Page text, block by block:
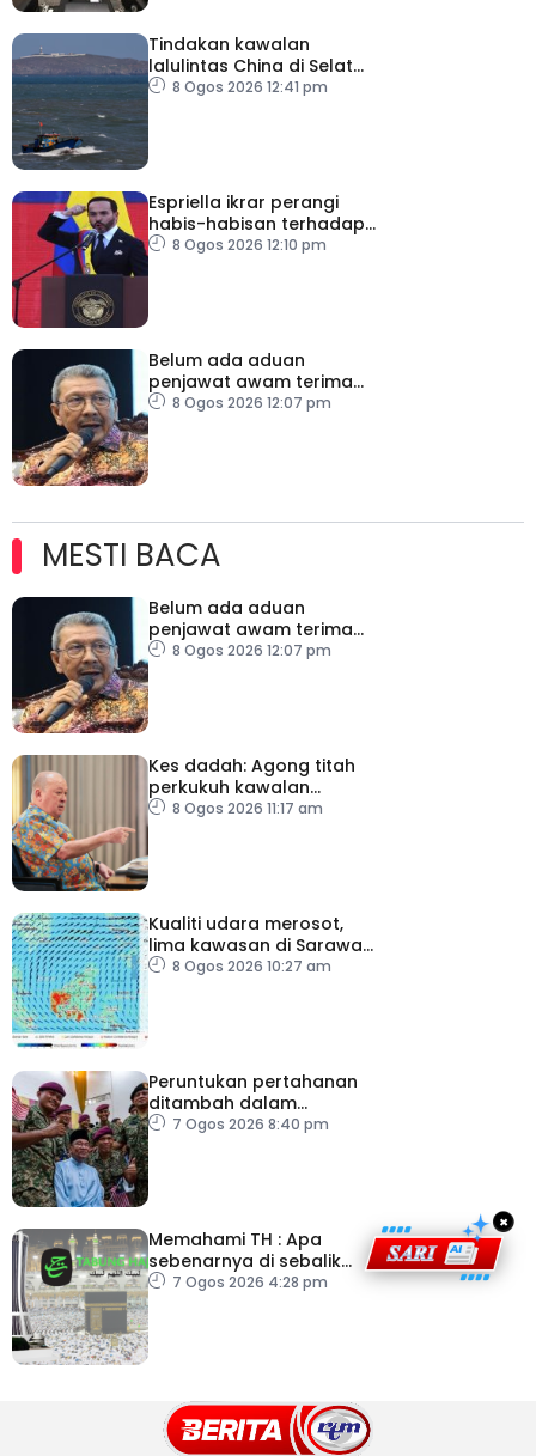
Tindakan kawalan
lalulintas China di Selat
Taiwan ‘tidak masuk akal’
8 Ogos 2026 12:41 pm
Espriella ikrar perangi
habis-habisan terhadap
pengganas narkotik
8 Ogos 2026 12:10 pm
Belum ada aduan
penjawat awam terima
tekanan daripada ahli
8 Ogos 2026 12:07 pm
MESTI BACA
Belum ada aduan
penjawat awam terima
tekanan daripada ahli
8 Ogos 2026 12:07 pm
Kes dadah: Agong titah
perkukuh kawalan
lapangan terbang, pintu
8 Ogos 2026 11:17 am
Kualiti udara merosot,
lima kawasan di Sarawak
catat IPU tidak sihat
8 Ogos 2026 10:27 am
Peruntukan pertahanan
ditambah dalam
Belanjawan 2027
7 Ogos 2026 8:40 pm
Memahami TH : Apa
sebenarnya di sebalik
angka
7 Ogos 2026 4:28 pm
×